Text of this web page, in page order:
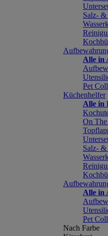
Salz- &
Alle in
Pet
Küchenhelfer
Alle in
On
Salz- &
Alle in
Pet
Nach Farbe